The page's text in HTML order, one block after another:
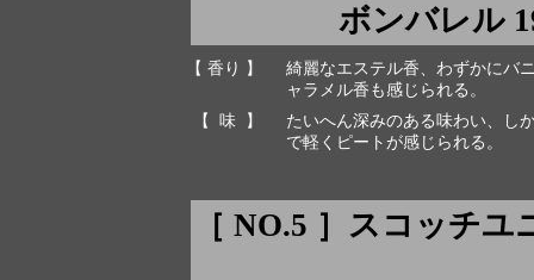
ボンバレル
【 香り 】
綺麗なエステル香、わずかにバ
ャラメル香も感じられる。
【 味 】
たいへん深みのある味わい、し
で軽くピートが感じられる。
［ NO.5 ］スコッチ